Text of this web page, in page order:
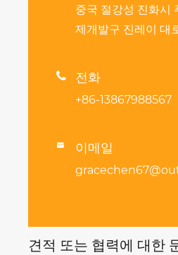
중국 절강성 진화시
제개발구 진레이 대
 전화
+86-13867988567
 이메일
견적 또는 협력에 대한